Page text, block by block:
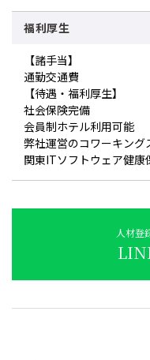
福利厚生
【諸手当】
通勤交通費
【待遇・福利厚生】
社会保険完備
会員制ホテル利用可能
弊社運営のコワーキン
関東ITソフトウェア健康
人材登